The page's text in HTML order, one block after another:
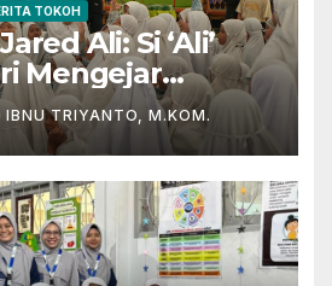
TOKOH
Ali: Si ‘Ali’
Mengejar
Film dan
IBNU TRIYANTO, M.KOM.